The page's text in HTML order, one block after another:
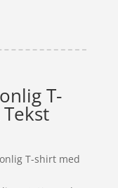
T-
T-shirt med